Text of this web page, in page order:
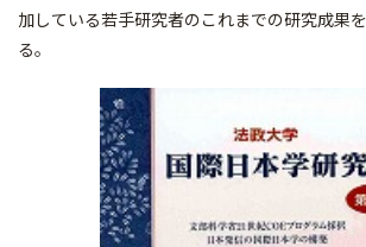
加している若手研究者のこれまでの研究成果
る。